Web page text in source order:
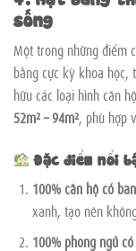
sống
Một trong những điểm
bằng cực kỳ khoa học,
hữu các loại hình căn
52m² – 94m², phù hợp
Đặc điểm nổi
100% căn hộ có
xanh, tạo nên
100% phòng ngủ